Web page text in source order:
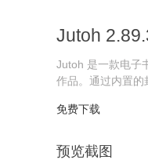
Jutoh
Jutoh 是一款电子
作品。通过内置的
免费下载
预览截图